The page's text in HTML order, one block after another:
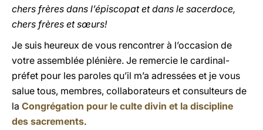
chers frères dans l’épiscopat et dans le sacerdoce,
chers frères et sœurs!
Je suis heureux de vous rencontrer à l’occasion de
votre assemblée plénière. Je remercie le cardinal-
préfet pour les paroles qu’il m’a adressées et je vous
salue tous, membres, collaborateurs et consulteurs de
la Congrégation pour le culte divin et la discipline
des sacrements.